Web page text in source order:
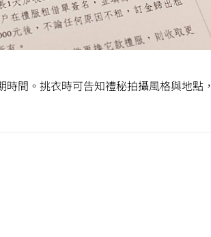
間。挑衣時可告知禮秘拍攝風格與地點，